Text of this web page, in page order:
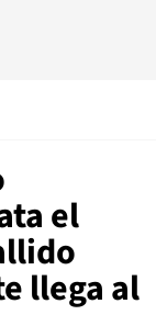
el
llega al